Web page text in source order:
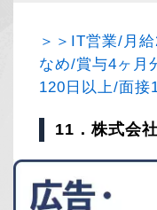
＞＞IT営業/月
なめ/賞与4ヶ月
120日以上/面接
11．株式会